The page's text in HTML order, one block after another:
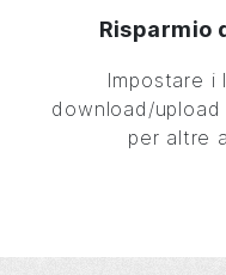
Risparmio
Impostare i
download/
per altre